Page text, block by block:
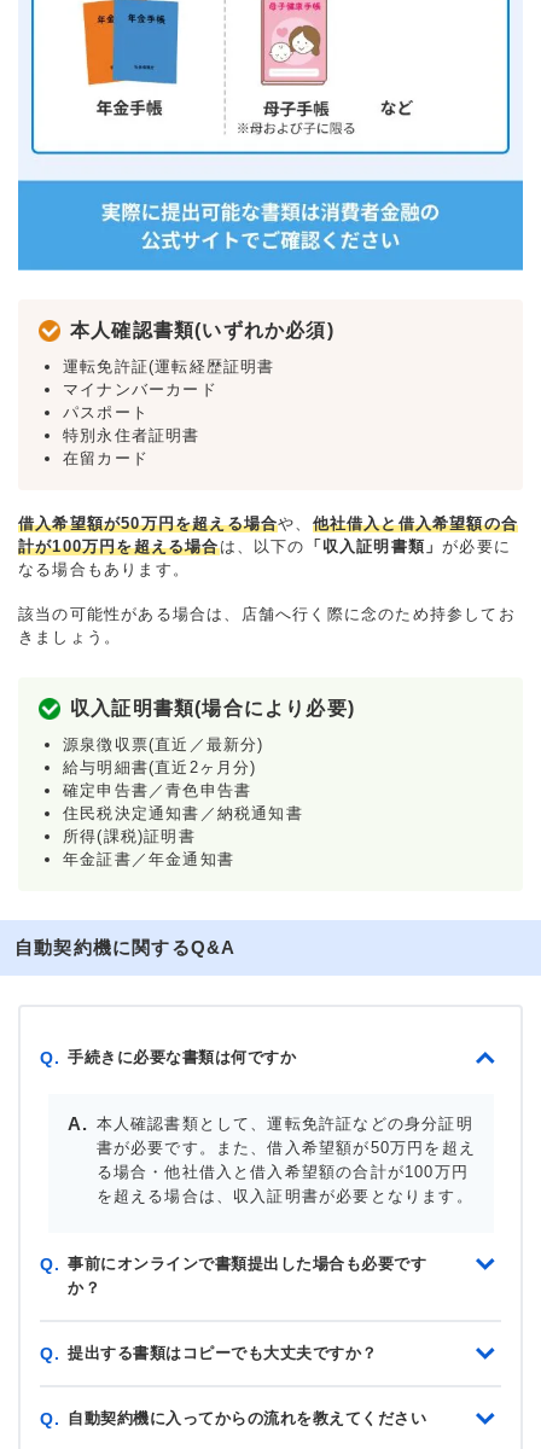
本人確認書類(いずれか必須)
運転免許証(運転経歴証明書
マイナンバーカード
パスポート
特別永住者証明書
在留カード
借入希望額が50万円を超える場合や、 他社借入と借入希望額の合
計が100万円を超える場合は、以下の 「収入証明書類」が必要に
なる場合もあります。
該当の可能性がある場合は、店舗へ行く際に念のため持参してお
きましょう。
収入証明書類(場合により必要)
源泉徴収票(直近／最新分)
給与明細書(直近2ヶ月分)
確定申告書／青色申告書
住民税決定通知書／納税通知書
所得(課税)証明書
年金証書／年金通知書
自動契約機に関するQ&A
Q. 手続きに必要な書類は何ですか
本人確認書類として、運転免許証などの身分証明
書が必要です。また、借入希望額が50万円を超え
る場合・他社借入と借入希望額の合計が100万円
を超える場合は、収入証明書が必要となります。
Q. 事前にオンラインで書類提出した場合も必要です
か？
Q. 提出する書類はコピーでも大丈夫ですか？
Q. 自動契約機に入ってからの流れを教えてください